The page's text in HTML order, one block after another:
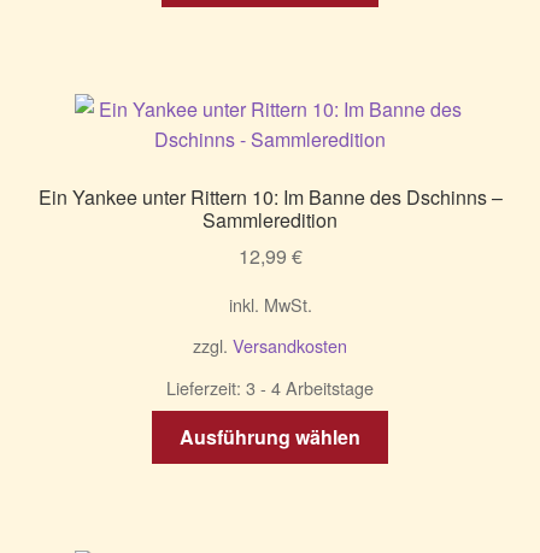
Ein Yankee unter Rittern 10: Im Banne des Dschinns –
Sammleredition
12,99 €
inkl. MwSt.
zzgl. Versandkosten
Lieferzeit: 3 - 4 Arbeitstage
Ausführung wählen